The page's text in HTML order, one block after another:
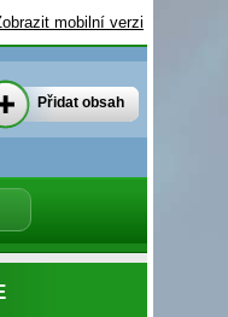
mobilní verzi
Přidat obsah